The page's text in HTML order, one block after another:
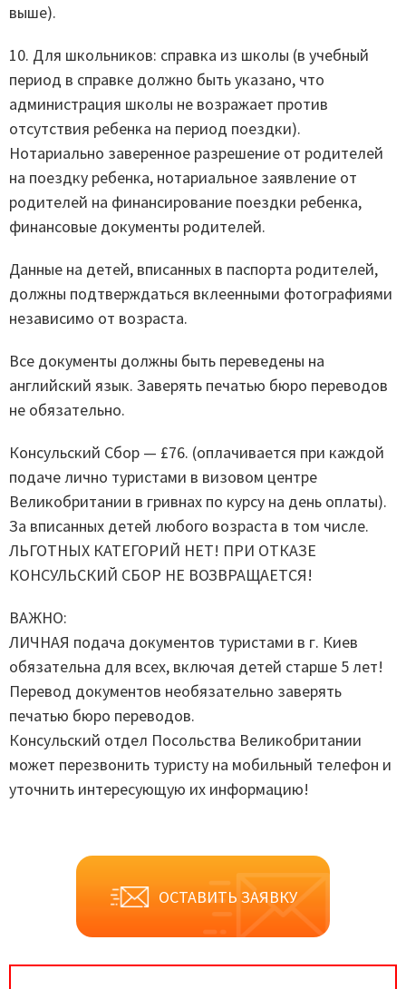
выше).
10. Для школьников: справка из школы (в учебный
период в справке должно быть указано, что
администрация школы не возражает против
отсутствия ребенка на период поездки).
Нотариально заверенное разрешение от родителей
на поездку ребенка, нотариальное заявление от
родителей на финансирование поездки ребенка,
финансовые документы родителей.
Данные на детей, вписанных в паспорта родителей,
должны подтверждаться вклеенными фотографиями
независимо от возраста.
Все документы должны быть переведены на
английский язык. Заверять печатью бюро переводов
не обязательно.
Консульский Сбор — £76. (оплачивается при каждой
подаче лично туристами в визовом центре
Великобритании в гривнах по курсу на день оплаты).
За вписанных детей любого возраста в том числе.
ЛЬГОТНЫХ КАТЕГОРИЙ НЕТ! ПРИ ОТКАЗЕ
КОНСУЛЬСКИЙ СБОР НЕ ВОЗВРАЩАЕТСЯ!
ВАЖНО:
ЛИЧНАЯ подача документов туристами в г. Киев
обязательна для всех, включая детей старше 5 лет!
Перевод документов необязательно заверять
печатью бюро переводов.
Консульский отдел Посольства Великобритании
может перезвонить туристу на мобильный телефон и
уточнить интересующую их информацию!
ОСТАВИТЬ ЗАЯВКУ